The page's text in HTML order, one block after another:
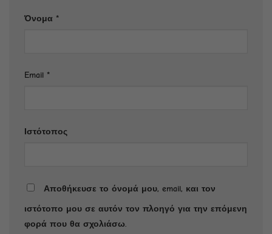
Όνομα *
Email *
Ιστότοπος
Αποθήκευσε το όνομά μου, email, και τον
ιστότοπο μου σε αυτόν τον πλοηγό για την επόμενη
φορά που θα σχολιάσω.